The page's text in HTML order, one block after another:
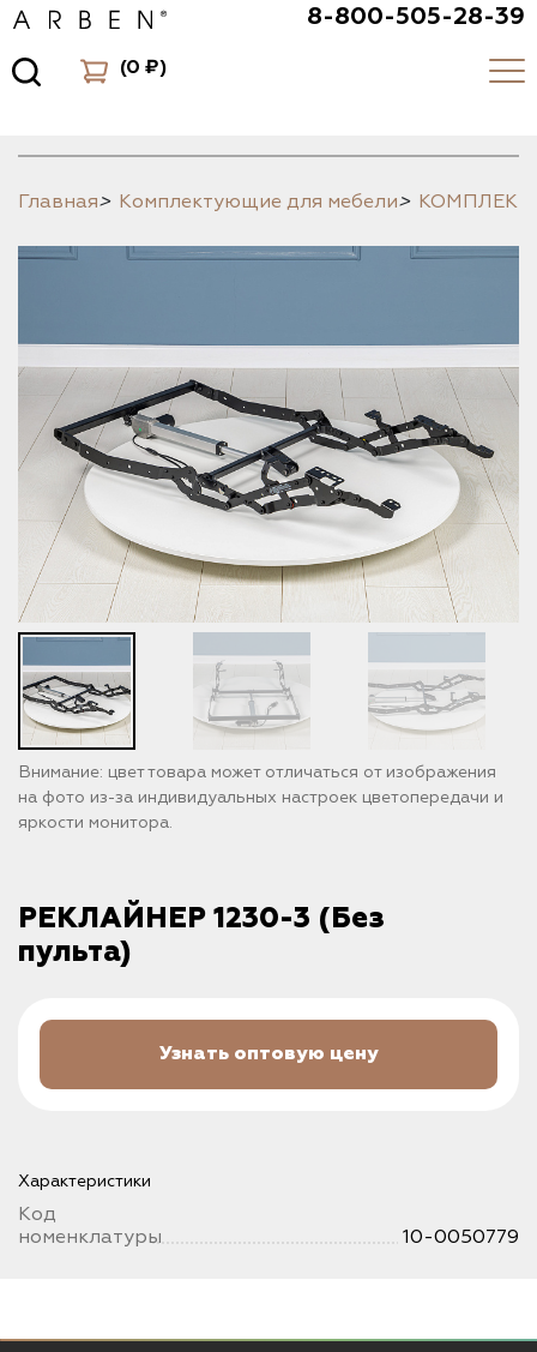
8-800-505-28-39
(0 ₽)
Главная> Комплектующие для мебели>
Внимание: цвет товара может отличаться от изображения
на фото из-за индивидуальных настроек цветопередачи и
яркости монитора.
РЕКЛАЙНЕР 1230-3 (Без
пульта)
Узнать оптовую цену
Характеристики
Код
номенклатуры
10-0050779